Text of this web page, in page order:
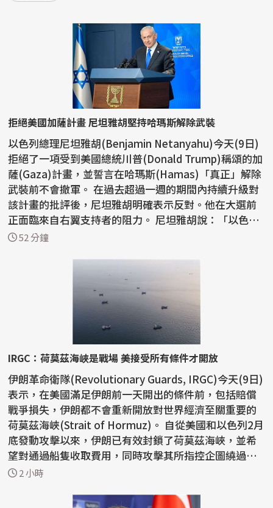
拒絕美國加薩計畫 尼坦雅胡堅持哈瑪斯解除武裝
以色列總理尼坦雅胡(Benjamin Netanyahu)今天(9日)
拒絕了一項受到美國總統川普(Donald Trump)稱頌的加
薩(Gaza)計畫，並誓言在哈瑪斯(Hamas)「真正」解除
武裝前不會撤軍。 在過去超過一週的期間內持續升級對
該計畫的批評後，尼坦雅胡明確表示反對。他在大選前
正面臨來自右翼支持者的阻力。 尼坦雅胡說：「以色列
拒絕...
52 分鐘
IRGC：荷莫茲海峽是戰場 美接受所有條件才開放
伊朗革命衛隊(Revolutionary Guards, IRGC)今天(9日)
表示，在美國滿足伊朗前一天開出的條件前，包括賠償
戰爭損失，伊朗都不會重新開放對世界經濟至關重要的
荷莫茲海峽(Strait of Hormuz)。 自從美國和以色列2月
底發動攻擊以來，伊朗已有效封鎖了荷莫茲海峽，並希
望對通過船隻收取費用，同時攻擊其所指控企圖繞過
伊...2 小時